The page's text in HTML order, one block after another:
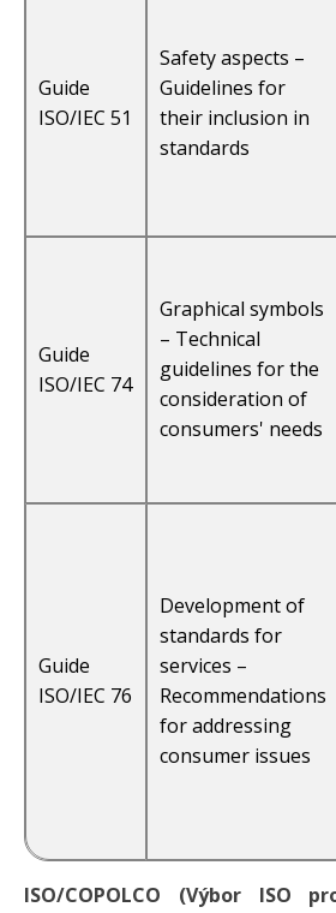
Guide
ISO/IEC 51
Safety aspects –
Guidelines for
their inclusion in
standards
Guide
ISO/IEC 74
Graphical symbols
– Technical
guidelines for the
consideration of
consumers' needs
Guide
ISO/IEC 76
Development of
standards for
services –
Recommendations
for addressing
consumer issues
ISO/COPOLCO (Výbor ISO